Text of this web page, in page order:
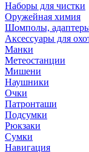
Наборы для чистки
Оружейная химия
Шомполы,
Аксессуары для
Манки
Метеостанции
Мишени
Наушники
Очки
Патронташи
Подсумки
Рюкзаки
Сумки
Навигация